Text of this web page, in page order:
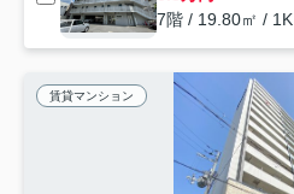
7階 / 19.80㎡ / 1K
賃貸マンション